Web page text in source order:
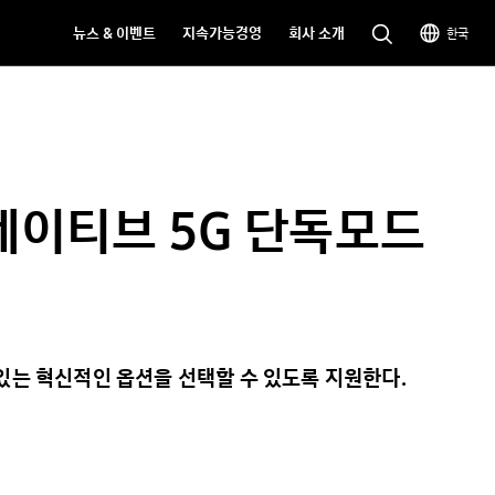
뉴스 & 이벤트 지속가능경영 회사 소개 한국
티브 5G 단독모드
혁신적인 옵션을 선택할 수 있도록 지원한다.